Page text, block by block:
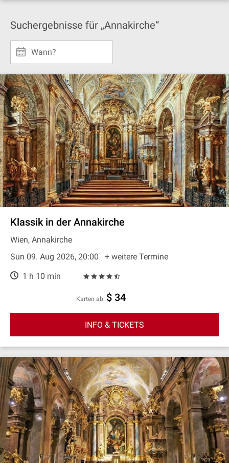
Suchergebnisse für „Annakirche“
Wann?
Klassik in der Annakirche
Wien, Annakirche
Sun 09. Aug 2026, 20:00
+ weitere Termine
1 h 10 min
Karten ab $ 34
INFO & TICKETS